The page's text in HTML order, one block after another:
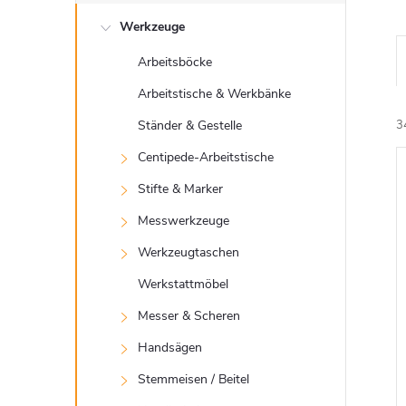
Werkzeuge
Arbeitsböcke
Arbeitstische & Werkbänke
Ständer & Gestelle
Centipede-Arbeitstische
Stifte & Marker
Messwerkzeuge
Werkzeugtaschen
Werkstattmöbel
Messer & Scheren
Handsägen
Stemmeisen / Beitel
r